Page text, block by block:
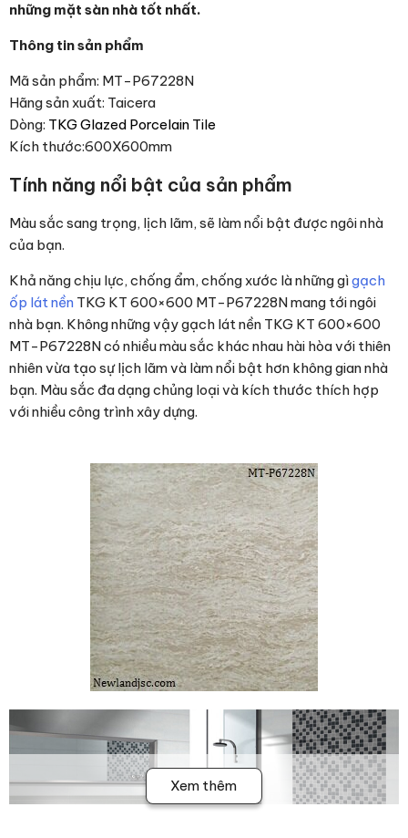
những mặt sàn nhà tốt nhất.
Thông tin sản phẩm
Mã sản phẩm: MT-P67228N
Hãng sản xuất: Taicera
Dòng: TKG Glazed Porcelain Tile
Kích thước:600X600mm
Tính năng nổi bật của sản phẩm
Màu sắc sang trọng, lịch lãm, sẽ làm nổi bật được ngôi nhà
của bạn.
Khả năng chịu lực, chống ẩm, chống xước là những gìgạch
ốp lát nền TKG KT 600×600 MT-P67228N mang tới ngôi
nhà bạn. Không những vậy gạch lát nền TKG KT 600×600
MT-P67228N có nhiều màu sắc khác nhau hài hòa với thiên
nhiên vừa tạo sự lịch lãm và làm nổi bật hơn không gian nhà
bạn. Màu sắc đa dạng chủng loại và kích thước thích hợp
với nhiều công trình xây dựng.
Xem thêm